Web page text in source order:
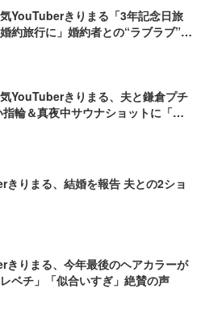
YouTuberきりまる「3年記念日旅
約旅行に」婚約者との“ラブラブ”2
」の声
YouTuberきりまる、夫と鎌倉プチ
輪＆真夜中サウナショットに「素
きりまる、結婚を報告 夫との2ショ
きりまる、今年最後のヘアカラーが
ベチ」「似合いすぎ」絶賛の声